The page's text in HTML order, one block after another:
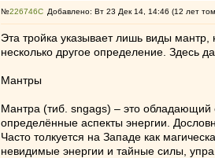
№226746 Добавлено: Вт 23 Дек 14, 14:46 (12 лет
Эта тройка указывает лишь виды мантр,
несколько другое определение. Здесь
Мантры
Мантра (тиб. sngags) – это обладающий
определённые аспекты энергии.
Часто толкуется на Западе как
невидимые энергии и тайные силы,